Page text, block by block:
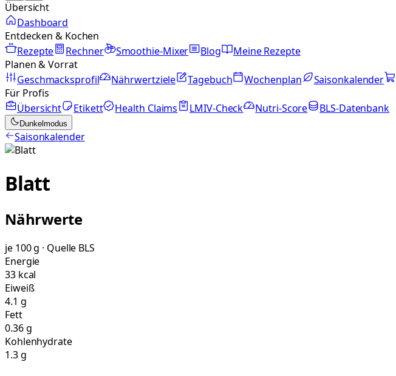
Übersicht
Dashboard
Entdecken & Kochen
Rezepte
Rechner Smoothie-Mixer Blog
Meine Rezepte
Planen & Vorrat
Geschmacksprofil
Nährwertziele Tagebuch Wochenplan Saisonkalender
Für Profis
Übersicht
Etikett Health Claims LMIV-Check Nutri-Score BLS-Datenbank
Dunkelmodus
Saisonkalender
Blatt
Nährwerte
je 100 g · Quelle BLS
Energie
33 kcal
Eiweiß
4.1 g
Fett
0.36 g
Kohlenhydrate
1.3 g